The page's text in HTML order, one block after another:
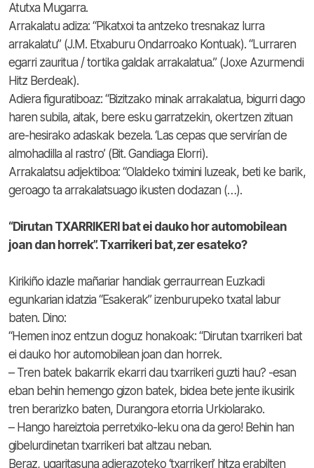
Atutxa Mugarra.
Arrakalatu adiza: “Pikatxoi ta antzeko tresnakaz lurra
arrakalatu” (J.M. Etxaburu Ondarroako Kontuak). “Lurraren
egarri zauritua / tortika galdak arrakalatua.” (Joxe Azurmendi
Hitz Berdeak).
Adiera figuratiboaz: “Bizitzako minak arrakalatua, bigurri dago
haren subila, aitak, bere esku garratzekin, okertzen zituan
are-hesirako adaskak bezela. ‘Las cepas que servirían de
almohadilla al rastro’ (Bit. Gandiaga Elorri).
Arrakalatsu adjektiboa: “Olaldeko tximini luzeak, beti ke barik,
geroago ta arrakalatsuago ikusten dodazan (…).
“Dirutan TXARRIKERI bat ei dauko hor automobilean
joan dan horrek”. Txarrikeri bat, zer esateko?
Kirikiño idazle mañariar handiak gerraurrean Euzkadi
egunkarian idatzia “Esakerak” izenburupeko txatal labur
baten. Dino:
“Hemen inoz entzun doguz honakoak: “Dirutan txarrikeri bat
ei dauko hor automobilean joan dan horrek.
– Tren batek bakarrik ekarri dau txarrikeri guzti hau? -esan
eban behin hemengo gizon batek, bidea bete jente ikusirik
tren berarizko baten, Durangora etorria Urkiolarako.
– Hango hareiztoia perretxiko-leku ona da gero! Behin han
gibelurdinetan txarrikeri bat altzau neban.
Beraz, ugaritasuna adierazoteko ‘txarrikeri’ hitza erabilten